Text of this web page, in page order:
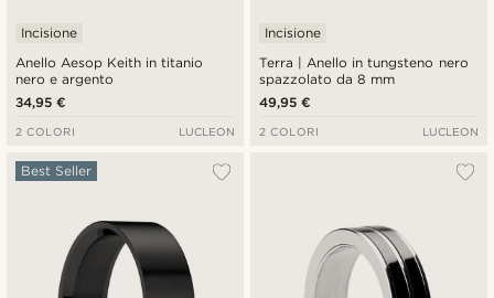
Anello Aesop Keith in titanio
nero e argento
Incisione
34,95 €
2 COLORI LUCLEON
Terra | Anello in tungsteno nero
spazzolato da 8 mm
Incisione
49,95 €
2 COLORI LUCLEON
Best Seller